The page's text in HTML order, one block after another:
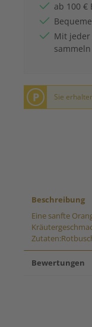
ab 100 €
Mit jeder
sammeln
P Sie
Beschreibung
Eine sanfte
Bewertungen